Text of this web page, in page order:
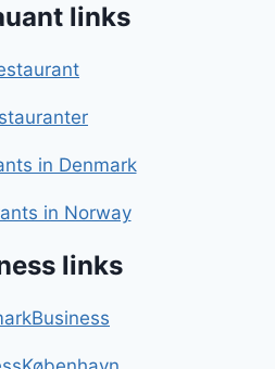
links
in Denmark
in Norway
links